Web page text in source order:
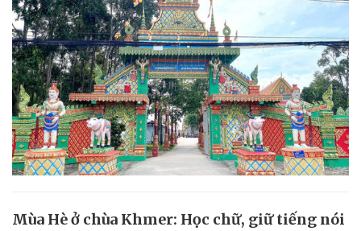
Mùa Hè ở chùa Khmer: Học chữ, giữ tiếng nói